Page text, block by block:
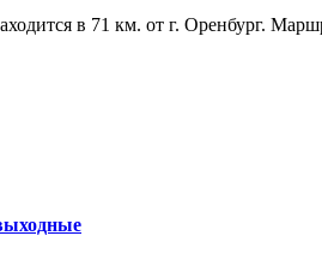
в 71 км. от г. Оренбург.